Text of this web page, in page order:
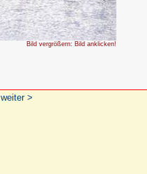
Bild vergrößern: Bild anklicken!
weiter >